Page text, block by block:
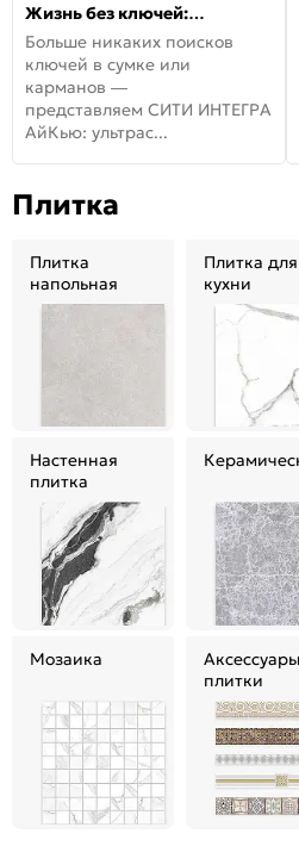
Жизнь без ключей:
встречайте новую дверь
СИТИ ИНТЕГРА АйКью!
Больше никаких поисков
ключей в сумке или
карманов —
представляем СИТИ ИНТЕГРА
АйКью: ультрас...
Плитка
Плитка
напольная
Плитка для
кухни
Настенная
плитка
Мозаика
плитки